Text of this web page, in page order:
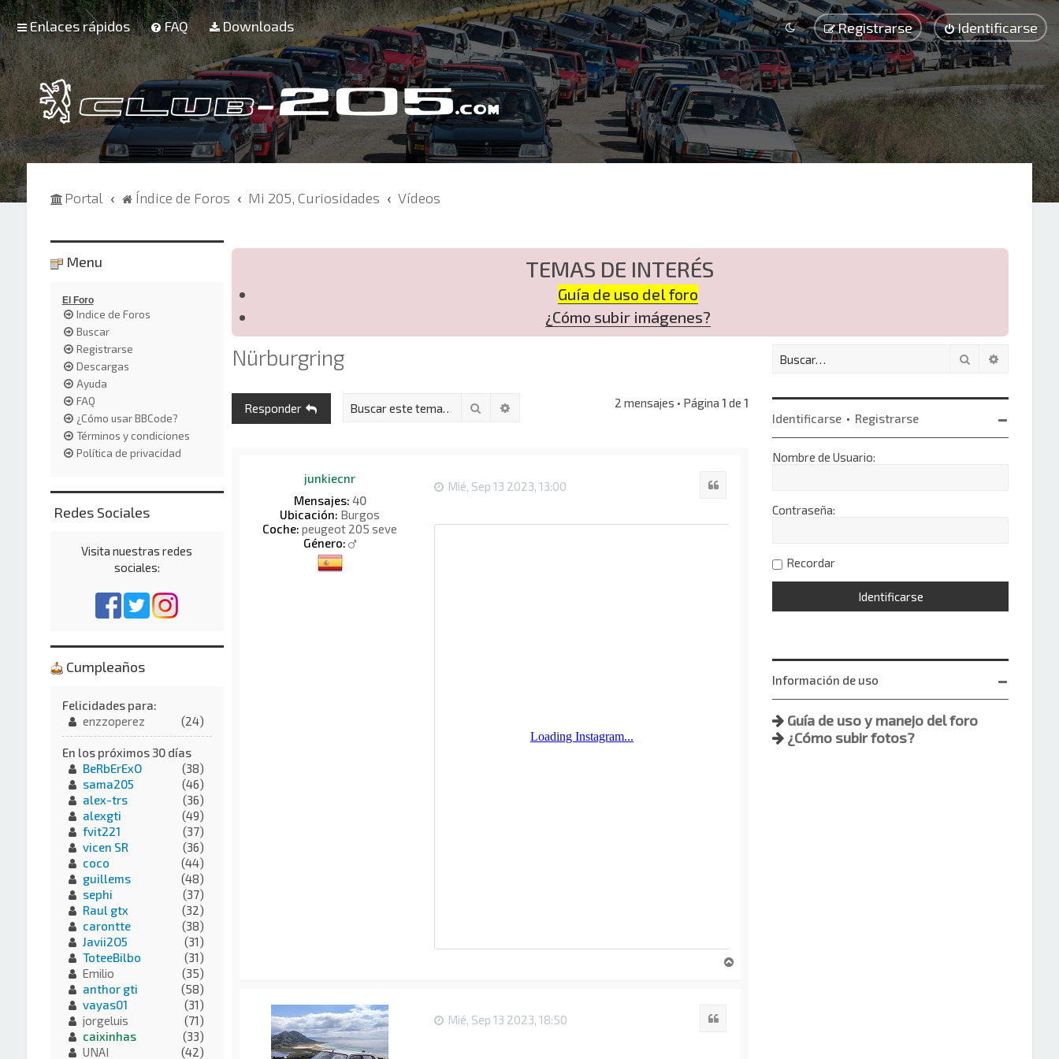
Enlaces rápidos FAQ Downloads Identificarse
Registrarse
Portal Índice de Foros Mi 205, Curiosidades Vídeos
TEMAS DE INTERÉS
Guía de uso del foro
¿Cómo subir imágenes?
Nürburgring
Responder Buscar Búsqueda avanzada2 mensajes • Página1 de1
junkiecnr
Mensajes: 40
Ubicación: Burgos
Coche: peugeot 205 seve
Género:
Mié, Sep 13 2023, 13:00
Mié, Sep 13 2023, 18:50
Buscar
Identificarse • Registrarse
Nombre de Usuario:
Contraseña:
Recordar
Información de uso
Guía de uso y manejo del foro
¿Cómo subir fotos?
Menu
El Foro
Indice de Foros
Buscar
Registrarse
Descargas
Ayuda
FAQ
¿Cómo usar BBCode?
Términos y condiciones
Política de privacidad
Redes Sociales
Visita nuestras redes
sociales:
Cumpleaños
Felicidades para:
enzzoperez
(24)
En los próximos 30 días
BeRbErExO
(38)
sama205
(46)
alex-trs
(36)
alexgti
(49)
fvit221
(37)
vicen SR
(36)
coco
(44)
guillems
(48)
sephi
(37)
Raul gtx
(32)
carontte
(38)
Javii2O5
(31)
ToteeBilbo
(31)
Emilio
(35)
anthor gti
(58)
vayas01
(31)
jorgeluis
(71)
caixinhas
(33)
UNAI
(42)